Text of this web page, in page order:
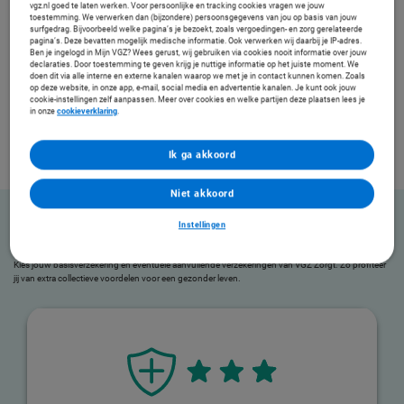
Kies jouw basisverzekering en eventuele aanvullende verzekeringen van VGZ Zorgt. Zo profiteer
jij van extra collectieve voordelen voor een gezonder leven.
vgz.nl goed te laten werken. Voor persoonlijke en tracking cookies vragen we jouw
toestemming. We verwerken dan (bijzondere) persoonsgegevens van jou op basis van jouw
surfgedrag. Bijvoorbeeld welke pagina’s je bezoekt, zoals vergoedingen- en zorg gerelateerde
pagina’s. Deze bevatten mogelijk medische informatie. Ook verwerken wij daarbij je IP-adres.
Ben je ingelogd in Mijn VGZ? Wees gerust, wij gebruiken via cookies nooit informatie over jouw
declaraties. Door toestemming te geven krijg je nuttige informatie op het juiste moment. We
doen dit via alle interne en externe kanalen waarop we met je in contact kunnen komen. Zoals
op deze website, in onze app, e-mail, social media en advertentie kanalen. Je kunt ook jouw
cookie-instellingen zelf aanpassen. Meer over cookies en welke partijen deze plaatsen lees je
in onzecookieverklaring.
Instellingen
Niet akkoord
Ik ga akkoord